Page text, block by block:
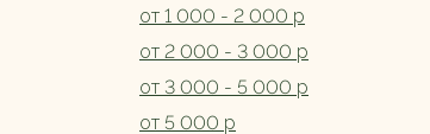
от 5 000 р
от 1 000 - 2 000 р
от 2 000 - 3 000 р
от 3 000 - 5 000 р